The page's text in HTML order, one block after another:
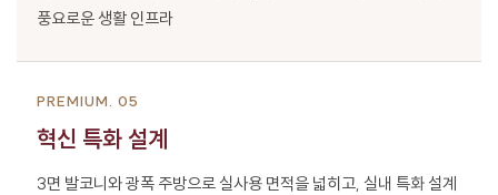
풍요로운 생활 인프라
PREMIUM. 05
혁신 특화 설계
3면 발코니와 광폭 주방으로 실사용 면적을 넓히고, 실내 특화 설계